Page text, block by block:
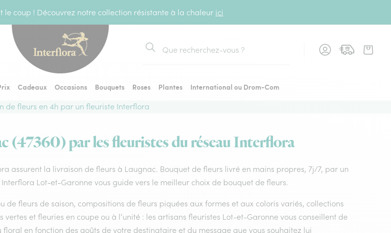
le coup ! Découvrez notre collection résistante à la chaleur ici
Rechercher
Cadeaux Occasions Bouquets Roses Plantes
International ou Drom-Com
de fleurs en 4h par un fleuriste Interflora
(47360) par les fleuristes du réseau Interflora
assurent la livraison de fleurs à Laugnac. Bouquet de fleurs livré en mains propres, 7j/7, par un
Lot-et-Garonne vous guide vers le meilleur choix de bouquet de fleurs.
de fleurs de saison, compositions de fleurs piquées aux formes et aux coloris variés, collections
vertes et fleuries en coupe ou à l’unité : les artisans fleuristes Lot-et-Garonne vous conseillent de
floral en fonction des goûts de votre destinataire et du message que vous souhaitez lui